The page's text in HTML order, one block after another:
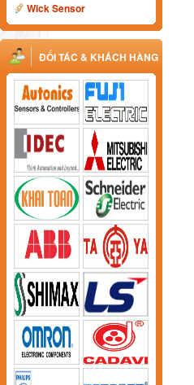
Wick Sensor
ĐỐI TÁC & KHÁCH HÀNG